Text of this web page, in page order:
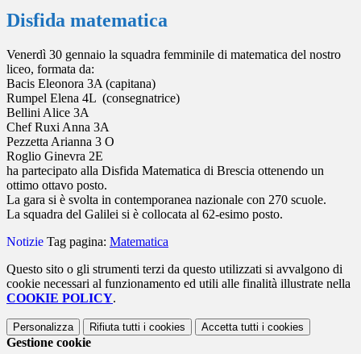
Disfida matematica
Venerdì 30 gennaio la squadra femminile di matematica del nostro
liceo, formata da:
Bacis Eleonora 3A (capitana)
Rumpel Elena 4L (consegnatrice)
Bellini Alice 3A
Chef Ruxi Anna 3A
Pezzetta Arianna 3 O
Roglio Ginevra 2E
ha partecipato alla Disfida Matematica di Brescia ottenendo un
ottimo ottavo posto.
La gara si è svolta in contemporanea nazionale con 270 scuole.
La squadra del Galilei si è collocata al 62-esimo posto.
Notizie Tag pagina: Matematica
Questo sito o gli strumenti terzi da questo utilizzati si avvalgono di
cookie necessari al funzionamento ed utili alle finalità illustrate nella
COOKIE POLICY.
Personalizza Rifiuta tutti i cookies Accetta tutti i cookies
Gestione cookie